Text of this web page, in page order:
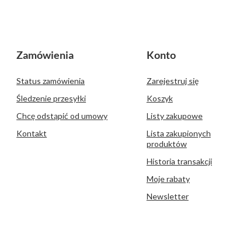
Zamówienia
Status zamówienia
Śledzenie przesyłki
Chcę odstąpić od umowy
Kontakt
Konto
Zarejestruj się
Koszyk
Listy zakupowe
Lista zakupionych
produktów
Historia transakcji
Moje rabaty
Newsletter